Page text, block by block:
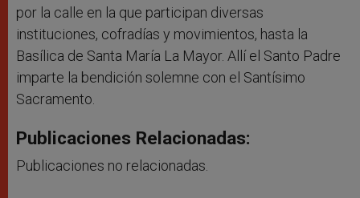
por la calle en la que participan diversas
instituciones, cofradías y movimientos, hasta la
Basílica de Santa María La Mayor. Allí el Santo Padre
imparte la bendición solemne con el Santísimo
Sacramento.
Publicaciones Relacionadas:
Publicaciones no relacionadas.